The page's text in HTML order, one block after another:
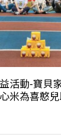
活動-寶貝
米為喜憨